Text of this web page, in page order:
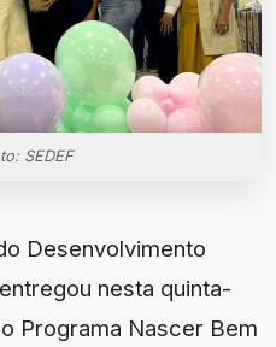
SEDEF
Desenvolvimento
nesta quinta-
Programa Nascer Bem